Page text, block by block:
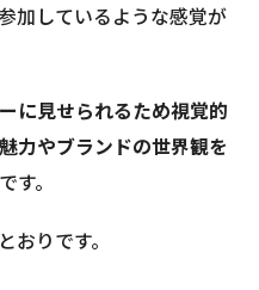
加しているような感覚が
に見せられるため視覚的
力やブランドの世界観を
です。
おりです。